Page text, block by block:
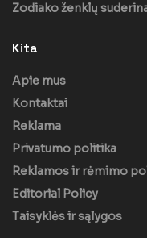
Zodiako ženklų
Kita
Apie mus
Kontaktai
Reklama
Privatumo politika
Reklamos ir rėmimo
Editorial Policy
Taisyklės ir sąlygos